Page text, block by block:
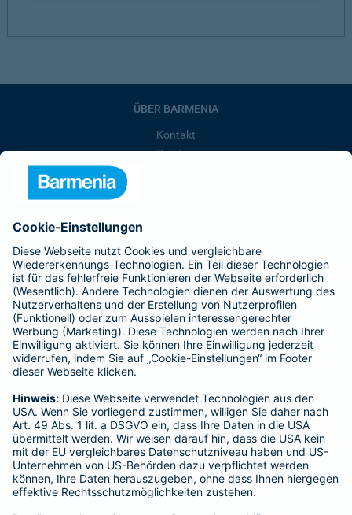
ÜBER BARMENIA
Kontakt
Karriere
Affiliate-Partner werden
Barmenia ist Teil der BarmeniaGothaer
BELIEBTE SEITEN
Kranken-Zusatzversicherung
Tierversicherungen
Haftpflichtversicherung
Hausratversicherung
SERVICE
Adresse ändern
Schaden melden
Kilometerstandsmeldung
Serviceübersicht